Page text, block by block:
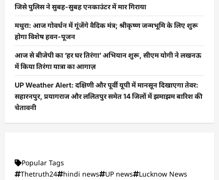
जिसे पुलिस ने सुबह-सुबह एनकाउंटर में मार गिराया
मथुरा: आज गोवर्धन में गूंजेंगे वैदिक मंत्र; श्रीकृष्ण जन्मभूमि के लिए शुरू
होगा विशेष हवन-पूजन
आज से बीजेपी का ‘हर घर तिरंगा’ अभियान शुरू, सीएम योगी ने लखनऊ
में किया तिरंगा यात्रा का आगाज़
UP Weather Alert: दक्षिणी और पूर्वी यूपी में मानसून दिखाएगा तेवर:
सहारनपुर, प्रयागराज और ललितपुर समेत 14 जिलों में झमाझम बारिश की
चेतावनी
Popular Tags
Thetruth24
hindi news UP news
Lucknow News